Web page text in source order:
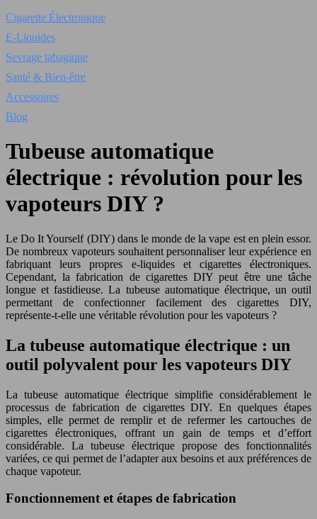
Cigarette Électronique
E-Liquides
Sevrage tabagique
Santé & Bien-être
Accessoires
Blog
Tubeuse automatique
électrique : révolution pour les
vapoteurs DIY ?
Le Do It Yourself (DIY) dans le monde de la vape est en plein essor.
De nombreux vapoteurs souhaitent personnaliser leur expérience en
fabriquant leurs propres e-liquides et cigarettes électroniques.
Cependant, la fabrication de cigarettes DIY peut être une tâche
longue et fastidieuse. La tubeuse automatique électrique, un outil
permettant de confectionner facilement des cigarettes DIY,
représente-t-elle une véritable révolution pour les vapoteurs ?
La tubeuse automatique électrique : un
outil polyvalent pour les vapoteurs DIY
La tubeuse automatique électrique simplifie considérablement le
processus de fabrication de cigarettes DIY. En quelques étapes
simples, elle permet de remplir et de refermer les cartouches de
cigarettes électroniques, offrant un gain de temps et d’effort
considérable. La tubeuse électrique propose des fonctionnalités
variées, ce qui permet de l’adapter aux besoins et aux préférences de
chaque vapoteur.
Fonctionnement et étapes de fabrication